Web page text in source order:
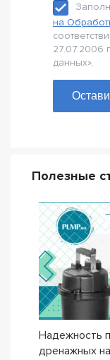
на
27.07.2006
данных».
Полезные
Надежность
дренажных